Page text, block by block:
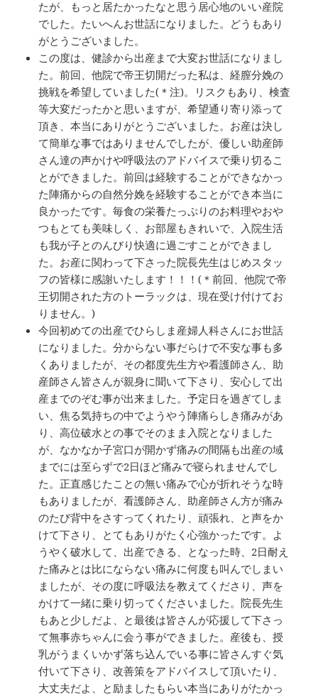
たが、もっと居たかったなと思う居心地のいい産院
でした。たいへんお世話になりました。どうもあり
がとうございました。
この度は、健診から出産まで大変お世話になりまし
た。前回、他院で帝王切開だった私は、経膣分娩の
挑戦を希望していました(＊注)。リスクもあり、検査
等大変だったかと思いますが、希望通り寄り添って
頂き、本当にありがとうございました。お産は決し
て簡単な事ではありませんでしたが、優しい助産師
さん達の声かけや呼吸法のアドバイスで乗り切るこ
とができました。前回は経験することができなかっ
た陣痛からの自然分娩を経験することができ本当に
良かったです。毎食の栄養たっぷりのお料理やおや
つもとても美味しく、お部屋もきれいで、入院生活
も我が子とのんびり快適に過ごすことができまし
た。お産に関わって下さった院長先生はじめスタッ
フの皆様に感謝いたします！！！(＊前回、他院で帝
王切開された方のトーラックは、現在受け付けてお
りません。)
今回初めての出産でひらしま産婦人科さんにお世話
になりました。分からない事だらけで不安な事も多
くありましたが、その都度先生方や看護師さん、助
産師さん皆さんが親身に聞いて下さり、安心して出
産までのぞむ事が出来ました。予定日を過ぎてしま
い、焦る気持ちの中でようやう陣痛らしき痛みがあ
り、高位破水との事でそのまま入院となりました
が、なかなか子宮口が開かず痛みの間隔も出産の域
までには至らずで2日ほど痛みで寝られませんでし
た。正直感じたことの無い痛みで心が折れそうな時
もありましたが、看護師さん、助産師さん方が痛み
のたび背中をさすってくれたり、頑張れ、と声をか
けて下さり、とてもありがたく心強かったです。よ
うやく破水して、出産できる、となった時、2日耐え
た痛みとは比にならない痛みに何度も叫んでしまい
ましたが、その度に呼吸法を教えてくださり、声を
かけて一緒に乗り切ってくださいました。院長先生
もあと少しだよ、と最後は皆さんが応援して下さっ
て無事赤ちゃんに会う事ができました。産後も、授
乳がうまくいかず落ち込んでいる事に皆さんすぐ気
付いて下さり、改善策をアドバイスして頂いたり、
大丈夫だよ、と励ましたもらい本当にありがたかっ